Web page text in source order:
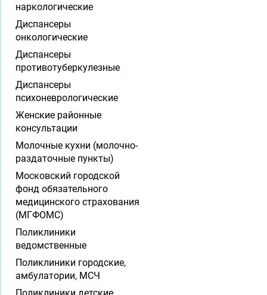
наркологические
Диспансеры
онкологические
Диспансеры
противотуберкулезные
Диспансеры
психоневрологические
Женские районные
консультации
Молочные кухни (молочно-
раздаточные пункты)
Московский городской
фонд обязательного
медицинского страхования
(МГФОМС)
Поликлиники
ведомственные
Поликлиники городские,
амбулатории, МСЧ